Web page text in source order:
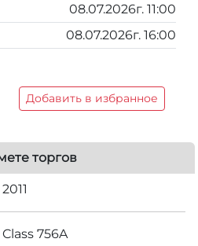
08.07.2026г. 11:00
08.07.2026г. 16:00
Добавить в избранное
торгов
2011
Class 756A